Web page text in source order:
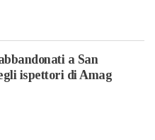
a San
ispettori di Amag